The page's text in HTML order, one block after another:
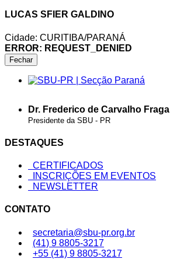
LUCAS SFIER GALDINO
Cidade: CURITIBA/PARANÁ
ERROR: REQUEST_DENIED
Fechar
Dr. Frederico de Carvalho Fraga
Presidente da SBU - PR
DESTAQUES
CERTIFICADOS
INSCRIÇÕES EM EVENTOS
NEWSLETTER
CONTATO
secretaria@sbu-pr.org.br
(41) 9 8805-3217
+55 (41) 9 8805-3217